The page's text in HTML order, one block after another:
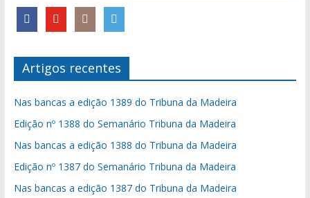
Artigos recentes
Nas bancas a edição 1389 do Tribuna da Madeira
Edição nº 1388 do Semanário Tribuna da Madeira
Nas bancas a edição 1388 do Tribuna da Madeira
Edição nº 1387 do Semanário Tribuna da Madeira
Nas bancas a edição 1387 do Tribuna da Madeira